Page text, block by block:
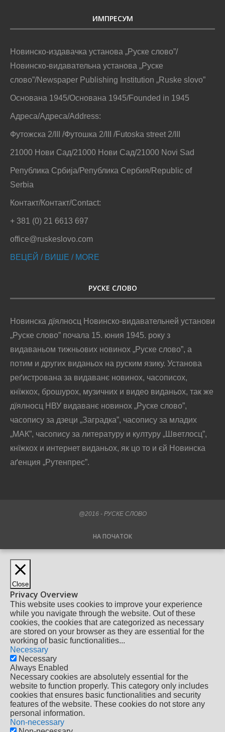
ИМПРЕСУМ
Новинско-издавачка установа „Руске слово”/
Новинско-видавательна установа „Руске
слово”/Newspaper Publishing Institution „Ruske slovo”
Основана 1945/Основана 1945/Founded in 1945
Адреса/Адреса/Address:
Футожска 2/III /Футошка 2/III /Futoska street 2/III
21000 Нови Сад/21000 Нови Сад/21000 Novi Sad
Република Србија/Република Сербия/Republic of
Serbia
Контакт/Контакт/Contact:
+ 381 (0) 21 6613 697
office@ruskeslovo.com
ВЕЦЕЙ / ВИШЕ / MORE
РУСКЕ СЛОВО
Новинска дїялносц Новинско-видавательней установи
„Руске слово” почала 15. юния 1945. року з
видаваньом тижньових новинох „Руске слово”, а
потим и других виданьох на руским язику. Установа
реґистрована за видаванє новинох, часописох,
кнїжкох, брошурох, музичних и видео виданьох, так же
дїялносц НВУ видаванє новинох „Руске слово”,
часопису за дзеци „Заградка”, часопису за младих
„МАК”, часопису за литературу и културу „Шветлосц”,
кнїжкох и интернет виданьох, як цо то и єй Новинска
аґенция „Рутенпрес”.
@2016 - РУСКЕ СЛОВО
НА ПОЧАТОК
Close
Privacy Overview
This website uses cookies to improve your experience
while you navigate through the website. Out of these
cookies, the cookies that are categorized as necessary
are stored on your browser as they are essential for the
working of basic functionalities...
Necessary
Necessary
Always Enabled
Necessary cookies are absolutely essential for the
website to function properly. This category only includes
cookies that ensures basic functionalities and security
features of the website. These cookies do not store any
personal information.
Non-necessary